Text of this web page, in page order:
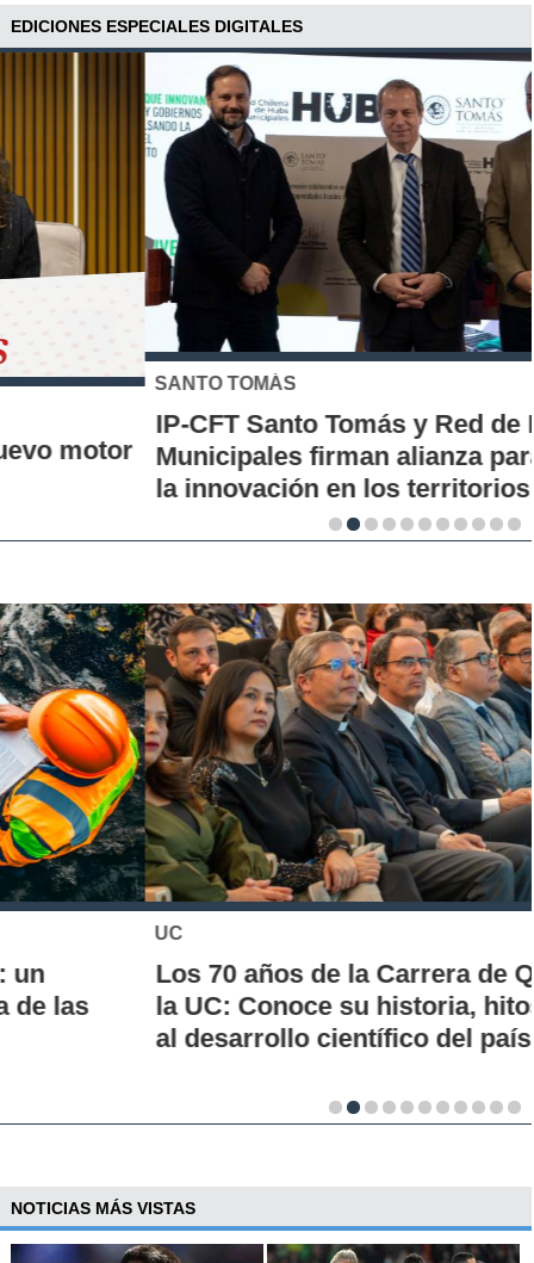
EDICIONES ESPECIALES DIGITALES
SANTO TOMÁS
IP-CFT Santo Tomás y Red de Hubs
Municipales firman alianza para impulsar
la innovación en los territorios
Los 70 años de la Carrera de Química de
la UC: Conoce su historia, hitos y aporte
al desarrollo científico del país
NOTICIAS MÁS VISTAS